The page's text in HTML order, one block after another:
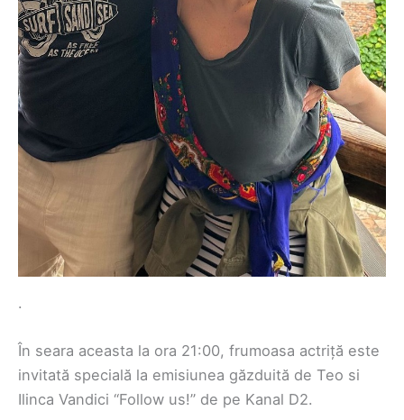
.
În seara aceasta la ora 21:00, frumoasa actriță este
invitată specială la emisiunea găzduită de Teo si
Ilinca Vandici “Follow us!” de pe Kanal D2.